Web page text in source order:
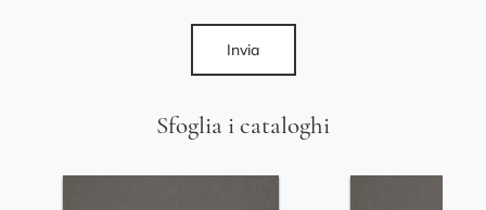
Sfoglia i cataloghi
Invia